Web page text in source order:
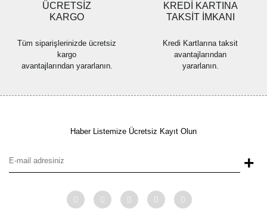
ÜCRETSİZ
KARGO
Tüm siparişlerinizde ücretsiz
kargo
avantajlarından yararlanın.
KREDİ KARTINA
TAKSİT İMKANI
Kredi Kartlarına taksit
avantajlarından
yararlanın.
Haber Listemize Ücretsiz Kayıt Olun
+